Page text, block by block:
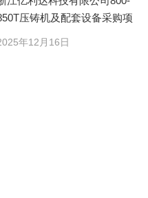
压铸机及配套设备采购项
年12月16日